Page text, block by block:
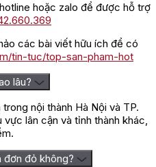
hoặc zalo để được hỗ trợ
các bài viết hữu ích để có
tin-tuc/top-san-pham-hot
lâu?
nội thành Hà Nội và TP.
lân cận và tỉnh thành khác,
đơn đỏ không?